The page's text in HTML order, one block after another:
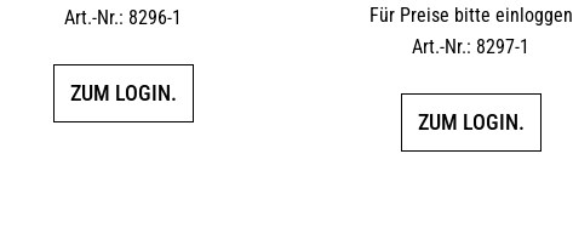
Art.-Nr.: 8296-1
ZUM LOGIN.
Für Preise bitte einloggen
Art.-Nr.: 8297-1
ZUM LOGIN.